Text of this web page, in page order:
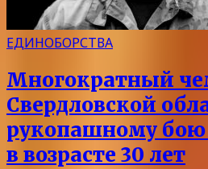
ЕДИНОБОРСТВА
Многократный
Свердловской
рукопашному
в возрасте 30 лет